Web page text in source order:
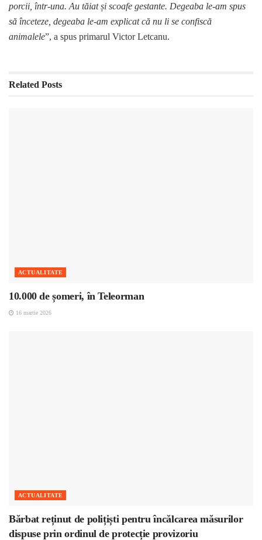
porcii, într-una. Au tăiat și scoafe gestante. Degeaba le-am spus
să înceteze, degeaba le-am explicat că nu li se confiscă
animalele”, a spus primarul Victor Letcanu.
Related Posts
ACTUALITATE
10.000 de șomeri, în Teleorman
16 martie 2026
ACTUALITATE
Bărbat reținut de polițiști pentru încălcarea măsurilor
dispuse prin ordinul de protecție provizoriu